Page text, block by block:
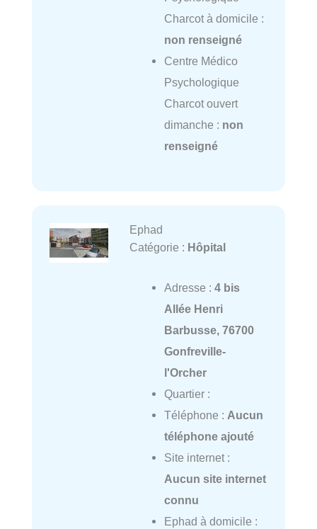
Charcot à domicile :
non renseigné
Centre Médico
Psychologique
Charcot ouvert
dimanche : non
renseigné
Ephad
Catégorie : Hôpital
Adresse : 4 bis
Allée Henri
Barbusse, 76700
Gonfreville-
l'Orcher
Quartier :
Téléphone : Aucun
téléphone ajouté
Site internet :
Aucun site internet
connu
Ephad à domicile :